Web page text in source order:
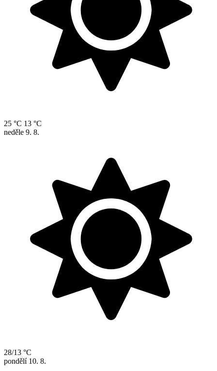
25 °C 13 °C
neděle 9. 8.
28/13 °C
pondělí 10. 8.